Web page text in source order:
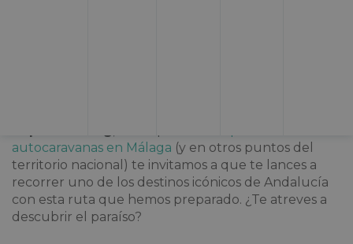
autocaravanas en Málaga (y en otros puntos del
territorio nacional) te invitamos a que te lances a
recorrer uno de los destinos icónicos de Andalucía
con esta ruta que hemos preparado. ¿Te atreves a
descubrir el paraíso?